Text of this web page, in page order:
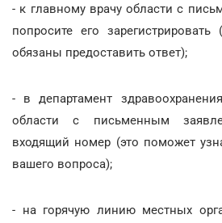
- к главному врачу области с
попросите его
обязаны предоставить ответ);
- в департамент
области с письменным
входящий номер (это поможет
вашего вопроса);
- на горячую линию местных